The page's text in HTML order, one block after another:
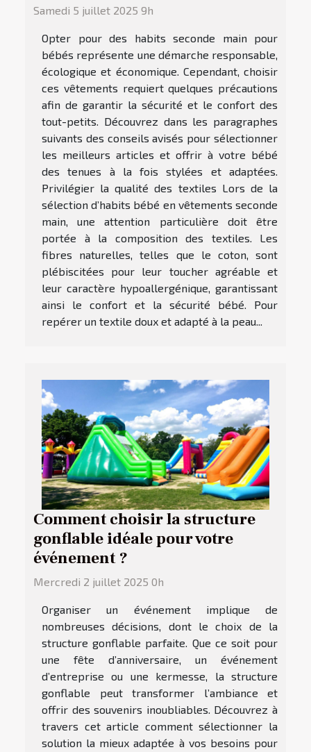
Samedi 5 juillet 2025 9h
Opter pour des habits seconde main pour
bébés représente une démarche responsable,
écologique et économique. Cependant, choisir
ces vêtements requiert quelques précautions
afin de garantir la sécurité et le confort des
tout-petits. Découvrez dans les paragraphes
suivants des conseils avisés pour sélectionner
les meilleurs articles et offrir à votre bébé
des tenues à la fois stylées et adaptées.
Privilégier la qualité des textiles Lors de la
sélection d’habits bébé en vêtements seconde
main, une attention particulière doit être
portée à la composition des textiles. Les
fibres naturelles, telles que le coton, sont
plébiscitées pour leur toucher agréable et
leur caractère hypoallergénique, garantissant
ainsi le confort et la sécurité bébé. Pour
repérer un textile doux et adapté à la peau...
Comment choisir la structure
gonflable idéale pour votre
événement ?
Mercredi 2 juillet 2025 0h
Organiser un événement implique de
nombreuses décisions, dont le choix de la
structure gonflable parfaite. Que ce soit pour
une fête d’anniversaire, un événement
d’entreprise ou une kermesse, la structure
gonflable peut transformer l’ambiance et
offrir des souvenirs inoubliables. Découvrez à
travers cet article comment sélectionner la
solution la mieux adaptée à vos besoins pour